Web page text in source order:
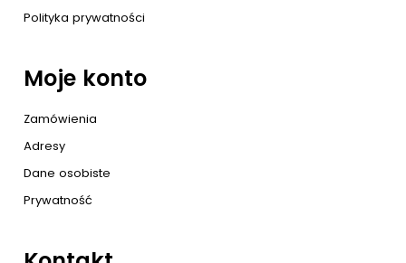
Polityka prywatności
Moje konto
Zamówienia
Adresy
Dane osobiste
Prywatność